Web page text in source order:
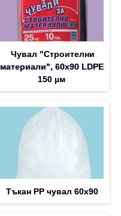
Чувал "Строителни
материали", 60х90 LDPE
150 µм
Тъкан PP чувал 60х90